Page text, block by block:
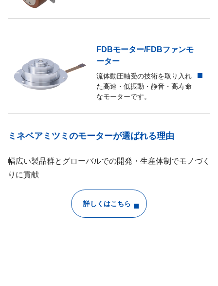
FDBモーター/FDBファンモ
ーター
流体動圧軸受の技術を取り入れ
た高速・低振動・静音・高寿命
なモーターです。
ミネベアミツミのモーターが選ばれる理由
幅広い製品群とグローバルでの開発・生産体制でモノづく
りに貢献
詳しくはこちら